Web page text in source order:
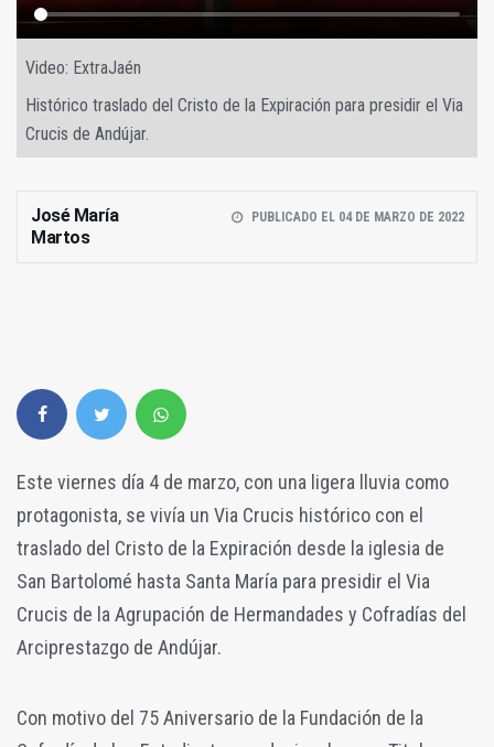
Video: ExtraJaén
Histórico traslado del Cristo de la Expiración para presidir el Via
Crucis de Andújar.
José María
Martos
PUBLICADO EL 04 DE MARZO DE 2022
Este viernes día 4 de marzo, con una ligera lluvia como
protagonista, se vivía un Via Crucis histórico con el
traslado del Cristo de la Expiración desde la iglesia de
San Bartolomé hasta Santa María para presidir el Via
Crucis de la Agrupación de Hermandades y Cofradías del
Arciprestazgo de Andújar.
Con motivo del 75 Aniversario de la Fundación de la